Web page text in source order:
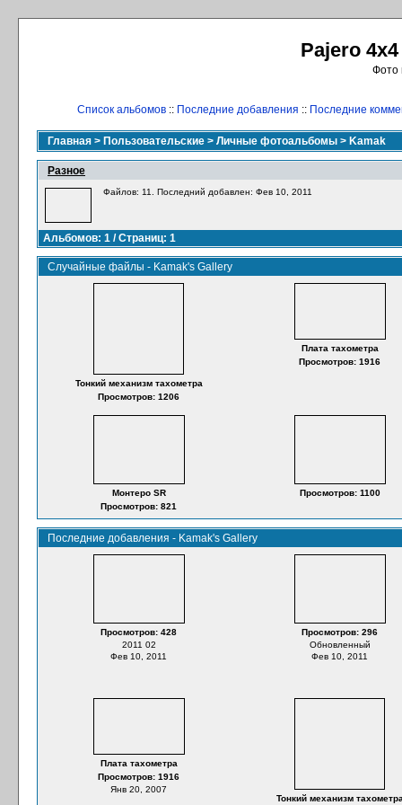
Pajero
Фото
Список альбомов :: Последние добавления :: Последние
Главная > Пользовательские > Личные фотоальбомы > Kamak
Разное
Файлов: 11. Последний добавлен: Фев 10, 2011
Альбомов: 1 / Страниц: 1
Случайные файлы - Kamak's Gallery
Тонкий механизм тахометра
Просмотров: 1206
Плата тахометра
Просмотров: 1916
Монтеро SR
Просмотров: 821
Просмотров: 1100
Последние добавления - Kamak's Gallery
Просмотров: 428
2011 02
Фев 10, 2011
Просмотров: 296
Обновленный
Фев 10, 2011
Плата тахометра
Просмотров: 1916
Янв 20, 2007
Тонкий механизм